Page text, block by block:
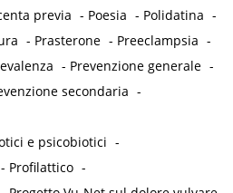
previa - Poesia - Polidatina -
- Prasterone - Preeclampsia -
- Prevenzione generale -
secondaria -
e psicobiotici -
- Profilattico -